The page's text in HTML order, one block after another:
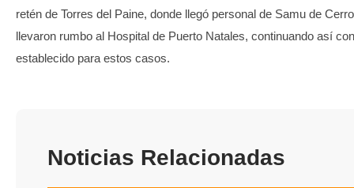
retén de Torres del Paine, donde llegó personal de Samu de
llevaron rumbo al Hospital de Puerto Natales, continuando así
establecido para estos casos.
Noticias Relacionadas